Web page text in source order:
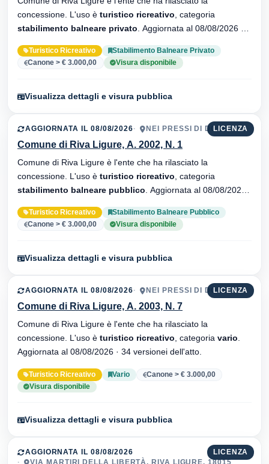
concessione. L'uso è turistico ricreativo , categoria
stabilimento balneare privato
Turistico Ricreativo
Stabilimento Balneare Privato
Canone > € 3.000,00
Visura disponibile
Visualizza dettagli e visura pubblica
LICENZA
AGGIORNATA IL 08/08/2026 NEI PRESSI DI DORO
Comune di Riva Ligure, A. 2002, N. 1
Comune di Riva Ligure è l'ente che ha rilasciato la
concessione. L'uso è turistico ricreativo , categoria
stabilimento balneare pubblico
Turistico Ricreativo
Stabilimento Balneare Pubblico
Canone > € 3.000,00
Visura disponibile
Visualizza dettagli e visura pubblica
LICENZA
AGGIORNATA IL 08/08/2026 NEI PRESSI DI DORO
Comune di Riva Ligure, A. 2003, N. 7
Comune di Riva Ligure è l'ente che ha rilasciato la
concessione. L'uso è turistico ricreativo , categoria vario
Aggiornata al 08/08/2026 · 34 versionei dell'atto.
Turistico Ricreativo Vario
Canone > € 3.000,00
Visura disponibile
Visualizza dettagli e visura pubblica
LICENZA
AGGIORNATA IL 08/08/2026
VIA MARTIRI DELLA LIBERTÀ, RIVA LIGURE, 18015